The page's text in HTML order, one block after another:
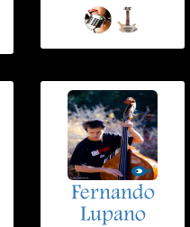
Fernando
Lupano